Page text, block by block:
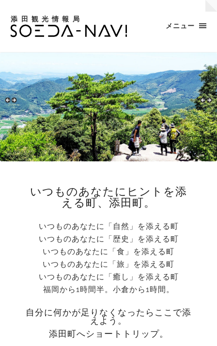
添田観光情報局
メニュー
いつものあなたにヒントを添
える町、添田町。
いつものあなたに「自然」を添える町
いつものあなたに「歴史」を添える町
いつものあなたに「食」を添える町
いつものあなたに「旅」を添える町
いつものあなたに「癒し」を添える町
福岡から1時間半。小倉から1時間。
自分に何かが足りなくなったらここで添
えよう。
添田町へショートトリップ。